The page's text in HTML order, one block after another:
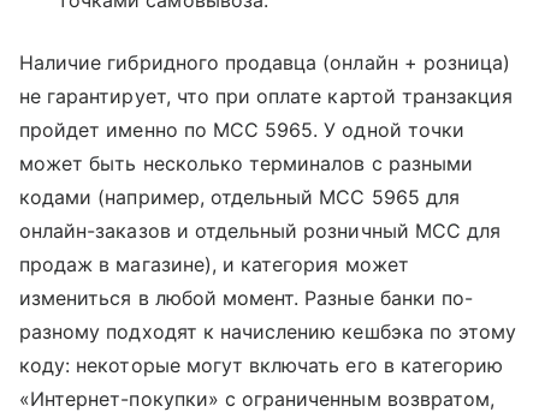
Наличие гибридного продавца (онлайн + розница)
не гарантирует, что при оплате картой транзакция
пройдет именно по MCC 5965. У одной точки
может быть несколько терминалов с разными
кодами (например, отдельный MCC 5965 для
онлайн-заказов и отдельный розничный MCC для
продаж в магазине), и категория может
измениться в любой момент. Разные банки по-
разному подходят к начислению кешбэка по этому
коду: некоторые могут включать его в категорию
«Интернет-покупки» с ограниченным возвратом,